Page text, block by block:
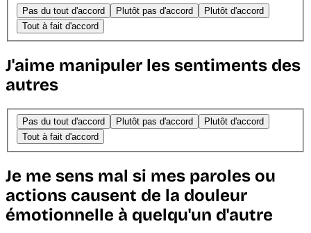
Pas du tout d'accord Plutôt pas d'accord
Plutôt d'accord
Tout à fait d'accord
J'aime manipuler les sentiments des
autres
Pas du tout d'accord Plutôt pas d'accord
Plutôt d'accord
Tout à fait d'accord
Je me sens mal si mes paroles ou
actions causent de la douleur
émotionnelle à quelqu'un d'autre